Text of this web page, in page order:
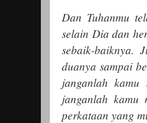
Dan Tuhanmu
selain Dia dan
sebaik-baiknya.
duanya sampai
janganlah kamu
janganlah kamu
perkataan yang